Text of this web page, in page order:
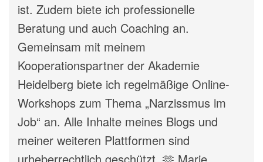
ist. Zudem biete ich professionelle
Beratung und auch Coaching an.
Gemeinsam mit meinem
Kooperationspartner der Akademie
Heidelberg biete ich regelmäßige Online-
Workshops zum Thema „Narzissmus im
Job“ an. Alle Inhalte meines Blogs und
meiner weiteren Plattformen sind